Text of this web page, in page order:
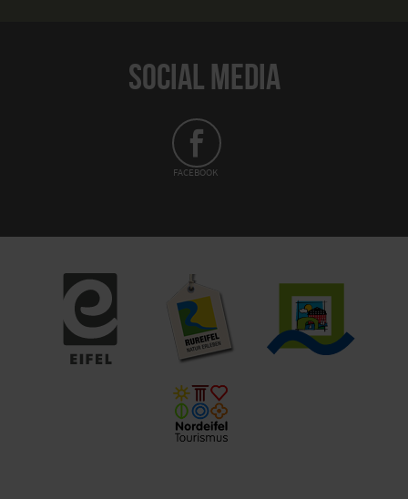
SOCIAL MEDIA
FACEBOOK